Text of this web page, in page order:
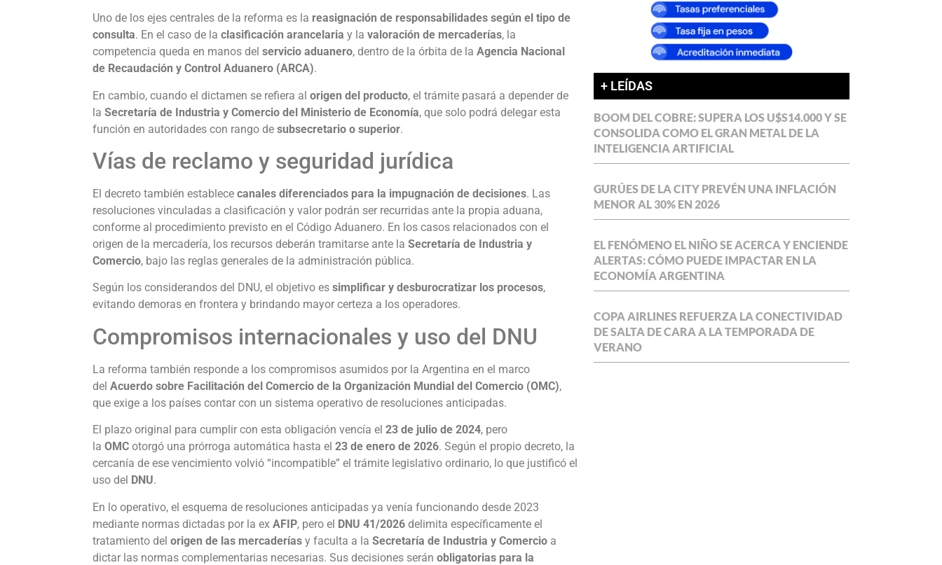
Uno de los ejes centrales de la reforma es la reasignación de responsabilidades según el tipo de
consulta. En el caso de la clasificación arancelaria y la valoración de mercaderías, la
competencia queda en manos del servicio aduanero, dentro de la órbita de la Agencia Nacional
de Recaudación y Control Aduanero (ARCA).
En cambio, cuando el dictamen se refiera al origen del producto, el trámite pasará a depender de
la Secretaría de Industria y Comercio del Ministerio de Economía, que solo podrá delegar esta
función en autoridades con rango de subsecretario o superior.
Vías de reclamo y seguridad jurídica
El decreto también establece canales diferenciados para la impugnación de decisiones. Las
resoluciones vinculadas a clasificación y valor podrán ser recurridas ante la propia aduana,
conforme al procedimiento previsto en el Código Aduanero. En los casos relacionados con el
origen de la mercadería, los recursos deberán tramitarse ante la Secretaría de Industria y
Comercio, bajo las reglas generales de la administración pública.
Según los considerandos del DNU, el objetivo es simplificar y desburocratizar los procesos,
evitando demoras en frontera y brindando mayor certeza a los operadores.
Compromisos internacionales y uso del DNU
La reforma también responde a los compromisos asumidos por la Argentina en el marco
del Acuerdo sobre Facilitación del Comercio de la Organización Mundial del Comercio (OMC),
que exige a los países contar con un sistema operativo de resoluciones anticipadas.
El plazo original para cumplir con esta obligación vencía el 23 de julio de 2024, pero
la OMC otorgó una prórroga automática hasta el 23 de enero de 2026. Según el propio decreto, la
cercanía de ese vencimiento volvió “incompatible” el trámite legislativo ordinario, lo que justificó el
uso del DNU.
En lo operativo, el esquema de resoluciones anticipadas ya venía funcionando desde 2023
mediante normas dictadas por la ex AFIP, pero el DNU 41/2026 delimita específicamente el
tratamiento del origen de las mercaderías y faculta a la Secretaría de Industria y Comercio a
dictar las normas complementarias necesarias. Sus decisiones serán obligatorias para la
+ LEÍDAS
BOOM DEL COBRE: SUPERA LOS U$S14.000 Y SE
CONSOLIDA COMO EL GRAN METAL DE LA
INTELIGENCIA ARTIFICIAL
GURÚES DE LA CITY PREVÉN UNA INFLACIÓN
MENOR AL 30% EN 2026
EL FENÓMENO EL NIÑO SE ACERCA Y ENCIENDE
ALERTAS: CÓMO PUEDE IMPACTAR EN LA
ECONOMÍA ARGENTINA
COPA AIRLINES REFUERZA LA CONECTIVIDAD
DE SALTA DE CARA A LA TEMPORADA DE
VERANO